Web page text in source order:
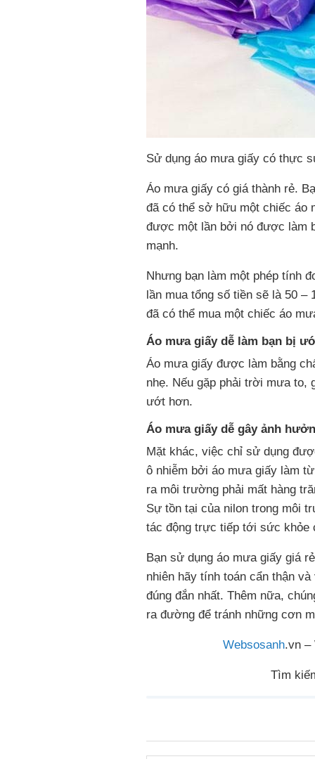
Sử dụng áo mưa giấy có thực
Áo mưa giấy có giá thành rẻ.
đã có thể sở hữu một chiếc áo
được một lần bởi nó được làm
mạnh.
Nhưng bạn làm một phép tính
lần mua tổng số tiền sẽ là 50 –
đã có thể mua một chiếc áo
Áo mưa giấy dễ làm bạn bị
Áo mưa giấy được làm bằng
nhẹ. Nếu gặp phải trời mưa to,
ướt hơn.
Áo mưa giấy dễ gây ảnh
Mặt khác, việc chỉ sử dụng
ô nhiễm bởi áo mưa giấy làm
ra môi trường phải mất hàng
Sự tồn tại của nilon trong môi
tác động trực tiếp tới sức khỏe
Bạn sử dụng áo mưa giấy giá
nhiên hãy tính toán cẩn thận
đúng đắn nhất. Thêm nữa,
ra đường để tránh những cơn
Websosanh.vn –
Tìm